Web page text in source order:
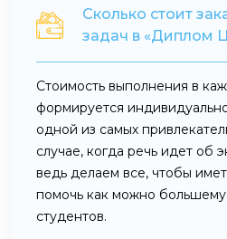
Сколько стоит
задач в «Диплом
Стоимость выполнения в
формируется
одной из самых
случае, когда речь идет об
ведь делаем все, чтобы
помочь как можно большему
студентов.